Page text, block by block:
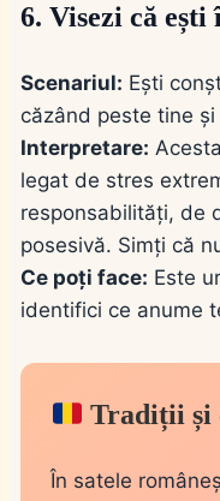
6. Visezi că
Scenariul: Ești
căzând peste tine
Interpretare:
legat de stres
responsabilități, de
posesivă. Simți că
Ce poți face: Este
identifici ce anume
Tradiții și
În satele